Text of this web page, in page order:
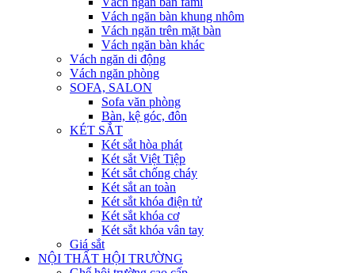
Vách ngăn bàn khung nhôm
Vách ngăn trên mặt bàn
Vách ngăn bàn khác
Vách ngăn di động
Vách ngăn phòng
SOFA, SALON
Sofa văn phòng
Bàn, kệ góc, đôn
KÉT SẮT
Két sắt hòa phát
Két sắt Việt Tiệp
Két sắt chống cháy
Két sắt an toàn
Két sắt khóa điện tử
Két sắt khóa cơ
Két sắt khóa vân tay
Giá sắt
NỘI THẤT HỘI TRƯỜNG